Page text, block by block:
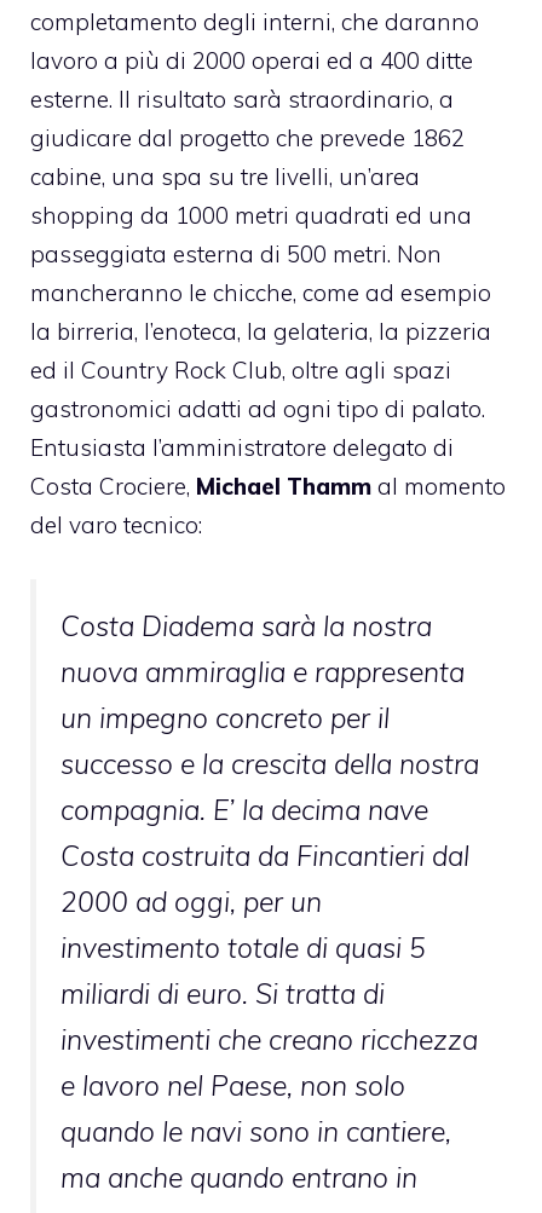
completamento degli interni, che daranno
lavoro a più di 2000 operai ed a 400 ditte
esterne. Il risultato sarà straordinario, a
giudicare dal progetto che prevede 1862
cabine, una spa su tre livelli, un’area
shopping da 1000 metri quadrati ed una
passeggiata esterna di 500 metri. Non
mancheranno le chicche, come ad esempio
la birreria, l’enoteca, la gelateria, la pizzeria
ed il Country Rock Club, oltre agli spazi
gastronomici adatti ad ogni tipo di palato.
Entusiasta l’amministratore delegato di
Costa Crociere, Michael Thamm al momento
del varo tecnico:
Costa Diadema sarà la nostra
nuova ammiraglia e rappresenta
un impegno concreto per il
successo e la crescita della nostra
compagnia. E’ la decima nave
Costa costruita da Fincantieri dal
2000 ad oggi, per un
investimento totale di quasi 5
miliardi di euro. Si tratta di
investimenti che creano ricchezza
e lavoro nel Paese, non solo
quando le navi sono in cantiere,
ma anche quando entrano in